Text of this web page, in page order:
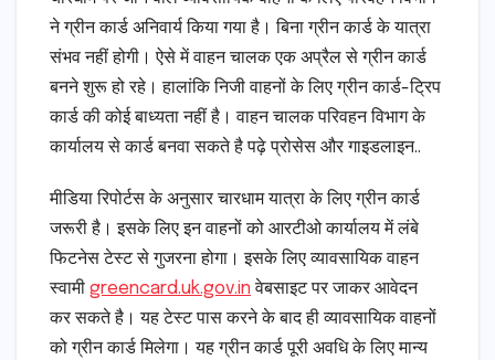
ने ग्रीन कार्ड अनिवार्य किया गया है। बिना ग्रीन कार्ड के यात्रा
संभव नहीं होगी। ऐसे में वाहन चालक एक अप्रैल से ग्रीन कार्ड
बनने शुरू हो रहे। हालांकि निजी वाहनों के लिए ग्रीन कार्ड-ट्रिप
कार्ड की कोई बाध्यता नहीं है। वाहन चालक परिवहन विभाग के
कार्यालय से कार्ड बनवा सकते है पढ़े प्रोसेस और गाइडलाइन..
मीडिया रिपोर्टस के अनुसार चारधाम यात्रा के लिए ग्रीन कार्ड
जरूरी है। इसके लिए इन वाहनों को आरटीओ कार्यालय में लंबे
फिटनेस टेस्ट से गुजरना होगा। इसके लिए व्यावसायिक वाहन
स्वामी greencard.uk.gov.in वेबसाइट पर जाकर आवेदन
कर सकते है। यह टेस्ट पास करने के बाद ही व्यावसायिक वाहनों
को ग्रीन कार्ड मिलेगा। यह ग्रीन कार्ड पूरी अवधि के लिए मान्य